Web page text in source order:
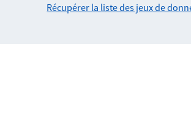
Récupérer la liste des jeux de